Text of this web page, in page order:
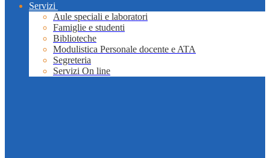
Servizi
Aule speciali e laboratori
Famiglie e studenti
Biblioteche
Modulistica Personale docente e ATA
Segreteria
Servizi On line